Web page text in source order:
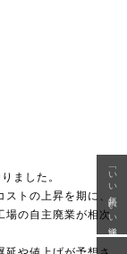
ました。
ストの上昇を期に、
場の自主廃業が相次「いい年齢 いい洋服」